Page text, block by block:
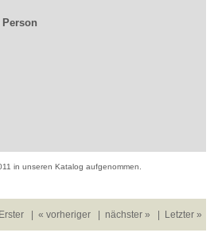
in unseren Katalog aufgenommen.
« vorheriger nächster » Letzter »